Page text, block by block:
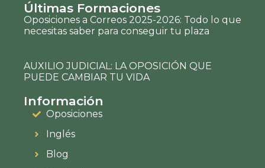
Últimas Formaciones
Oposiciones a Correos 2025-2026: Todo lo que
necesitas saber para conseguir tu plaza
AUXILIO JUDICIAL: LA OPOSICIÓN QUE
PUEDE CAMBIAR TU VIDA
Información
Oposiciones
Inglés
Blog